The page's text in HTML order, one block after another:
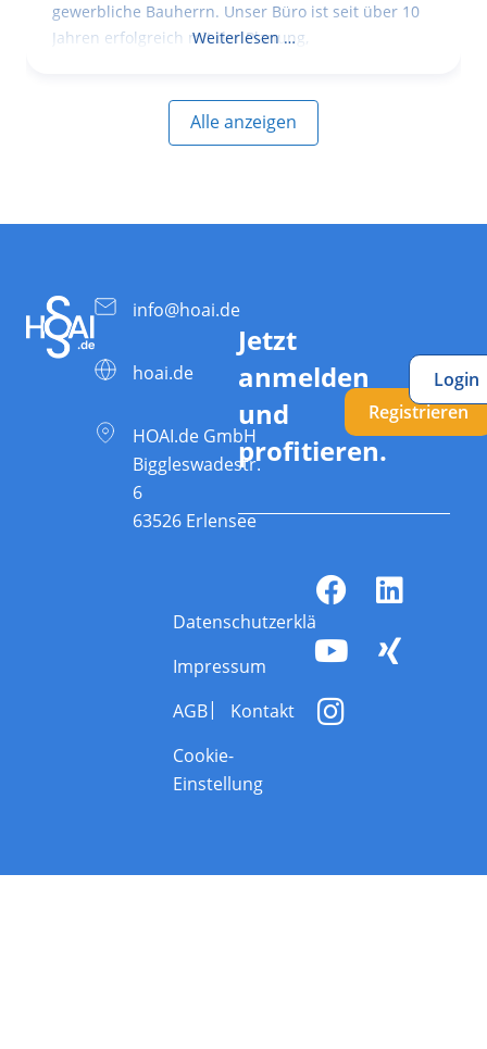
gewerbliche Bauherrn. Unser Büro ist seit über 10
Jahren erfolgreich mit der Planung,
Weiterlesen …
Alle anzeigen
info@hoai.de
hoai.de
HOAI.de GmbH
Biggleswadestr.
6
63526 Erlensee
Jetzt
anmelden
und
profitieren.
Registrieren
Login
Datenschutzerklärung
Impressum
AGB
Kontakt
Cookie-
Einstellung